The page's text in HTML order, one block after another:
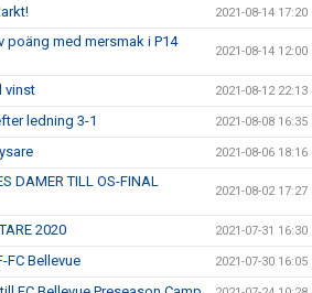
2021-08-14 17:20
poäng med mersmak i P14
2021-08-14 12:00
vinst 2021-08-12 22:13
ledning 3-1 2021-08-08 16:35
2021-08-06 18:16
DAMER TILL OS-FINAL
2021-08-02 17:27
2020 2021-07-31 16:30
FC Bellevue 2021-07-30 16:05